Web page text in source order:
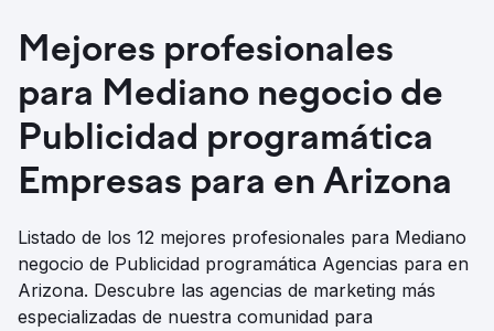
Mejores profesionales
para Mediano negocio de
Publicidad programática
Empresas para en Arizona
Listado de los 12 mejores profesionales para Mediano
negocio de Publicidad programática Agencias para en
Arizona. Descubre las agencias de marketing más
especializadas de nuestra comunidad para